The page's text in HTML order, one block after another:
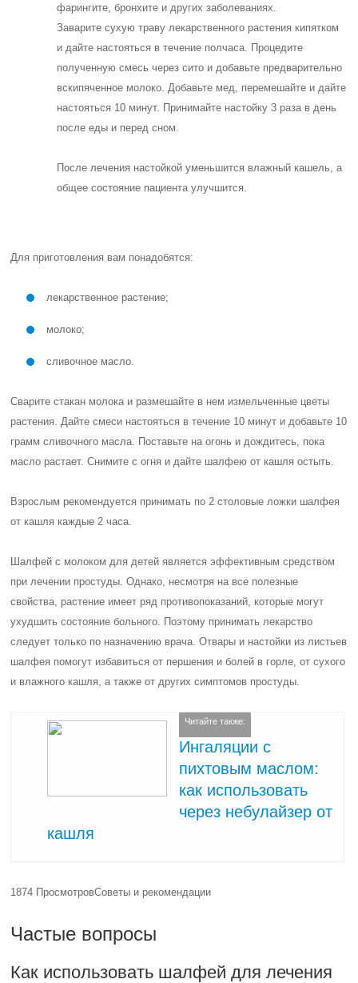
фарингите, бронхите и других заболеваниях.
Заварите сухую траву лекарственного растения кипятком
и дайте настояться в течение полчаса. Процедите
полученную смесь через сито и добавьте предварительно
вскипяченное молоко. Добавьте мед, перемешайте и дайте
настояться 10 минут. Принимайте настойку 3 раза в день
после еды и перед сном.
После лечения настойкой уменьшится влажный кашель, а
общее состояние пациента улучшится.
Для приготовления вам понадобятся:
лекарственное растение;
молоко;
сливочное масло.
Сварите стакан молока и размешайте в нем измельченные цветы
растения. Дайте смеси настояться в течение 10 минут и добавьте 10
грамм сливочного масла. Поставьте на огонь и дождитесь, пока
масло растает. Снимите с огня и дайте шалфею от кашля остыть.
Взрослым рекомендуется принимать по 2 столовые ложки шалфея
от кашля каждые 2 часа.
Шалфей с молоком для детей является эффективным средством
при лечении простуды. Однако, несмотря на все полезные
свойства, растение имеет ряд противопоказаний, которые могут
ухудшить состояние больного. Поэтому принимать лекарство
следует только по назначению врача. Отвары и настойки из листьев
шалфея помогут избавиться от першения и болей в горле, от сухого
и влажного кашля, а также от других симптомов простуды.
Читайте также:
Ингаляции с
пихтовым маслом:
как использовать
через небулайзер от
кашля
1874 ПросмотровСоветы и рекомендации
Частые вопросы
Как использовать шалфей для лечения